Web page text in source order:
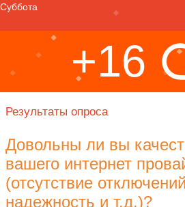
Суббота
+16
Результаты опроса
Довольны ли вы
вашего интернет
(отсутствие
надежность и т.д.)?